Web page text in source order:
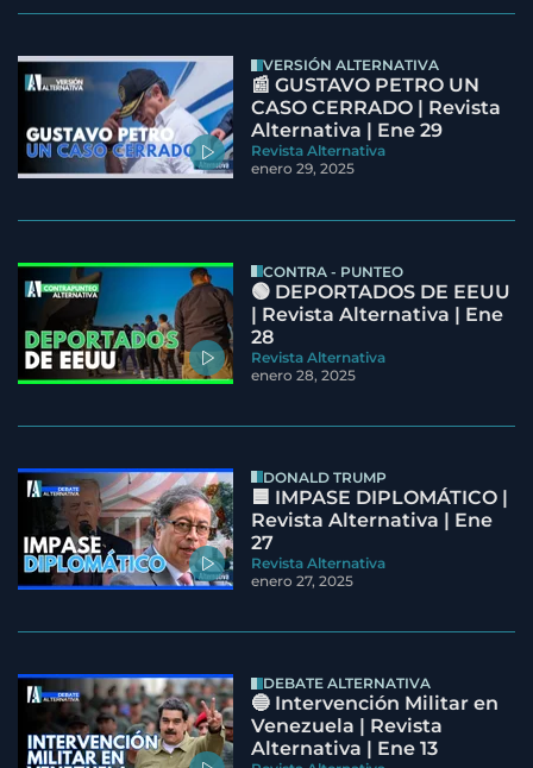
VERSIÓN ALTERNATIVA
📰 GUSTAVO PETRO UN
CASO CERRADO | Revista
Alternativa | Ene 29
Revista Alternativa
enero 29, 2025
CONTRA - PUNTEO
🟢 DEPORTADOS DE EEUU
| Revista Alternativa | Ene
28
Revista Alternativa
enero 28, 2025
DONALD TRUMP
🟦 IMPASE DIPLOMÁTICO |
Revista Alternativa | Ene
27
Revista Alternativa
enero 27, 2025
DEBATE ALTERNATIVA
🔵 Intervención Militar en
Venezuela | Revista
Alternativa | Ene 13